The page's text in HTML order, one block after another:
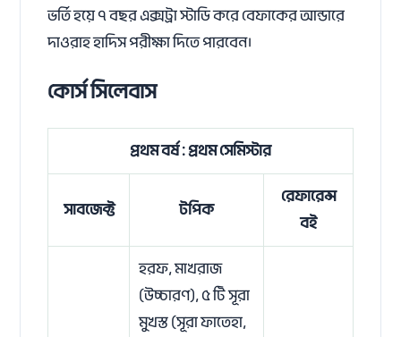
ভর্তি হয়ে ৭ বছর এক্সট্রা স্টাডি করে বেফাকের আন্ডারে
দাওরাহ হাদিস পরীক্ষা দিতে পারবেন।
কোর্স সিলেবাস
প্রথম বর্ষ : প্রথম সেমিস্টার
সাবজেক্ট টপিক
রেফারেন্স
বই
হরফ, মাখরাজ
(উচ্চারণ), ৫ টি সূরা
মুখস্ত (সূরা ফাতেহা,